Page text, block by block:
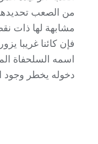
من الصعب
مشابهة لها ذات
فإن كائنا غريبا
اسمه السلحفاة
دخوله يخطر وجود